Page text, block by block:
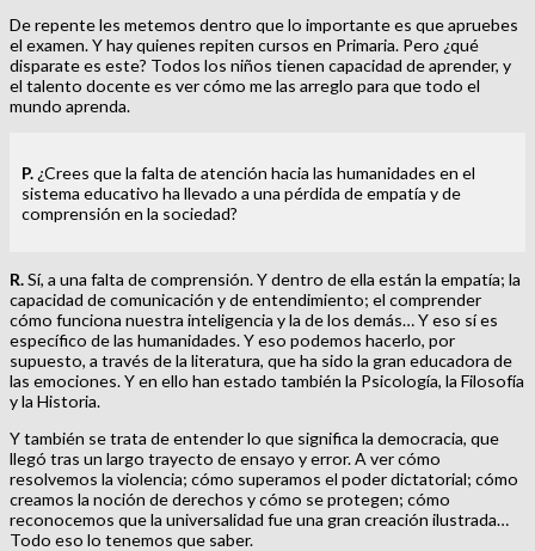
De repente les metemos dentro que lo importante es que apruebes
el examen. Y hay quienes repiten cursos en Primaria. Pero ¿qué
disparate es este? Todos los niños tienen capacidad de aprender, y
el talento docente es ver cómo me las arreglo para que todo el
mundo aprenda.
P. ¿Crees que la falta de atención hacia las humanidades en el
sistema educativo ha llevado a una pérdida de empatía y de
comprensión en la sociedad?
R.Sí, a una falta de comprensión. Y dentro de ella están la empatía; la
capacidad de comunicación y de entendimiento; el comprender
cómo funciona nuestra inteligencia y la de los demás… Y eso sí es
específico de las humanidades. Y eso podemos hacerlo, por
supuesto, a través de la literatura, que ha sido la gran educadora de
las emociones. Y en ello han estado también la Psicología, la Filosofía
y la Historia.
Y también se trata de entender lo que significa la democracia, que
llegó tras un largo trayecto de ensayo y error. A ver cómo
resolvemos la violencia; cómo superamos el poder dictatorial; cómo
creamos la noción de derechos y cómo se protegen; cómo
reconocemos que la universalidad fue una gran creación ilustrada…
Todo eso lo tenemos que saber.